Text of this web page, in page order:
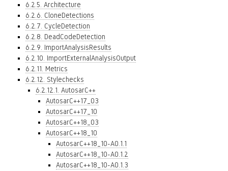
6.2.5. Architecture
6.2.6. CloneDetections
6.2.7. CycleDetection
6.2.8. DeadCodeDetection
6.2.9. ImportAnalysisResults
6.2.10. ImportExternalAnalysisOutput
6.2.11. Metrics
6.2.12. Stylechecks
6.2.12.1. AutosarC++
AutosarC++17_03
AutosarC++17_10
AutosarC++18_03
AutosarC++18_10
AutosarC++18_10-A0.1.1
AutosarC++18_10-A0.1.2
AutosarC++18_10-A0.1.3